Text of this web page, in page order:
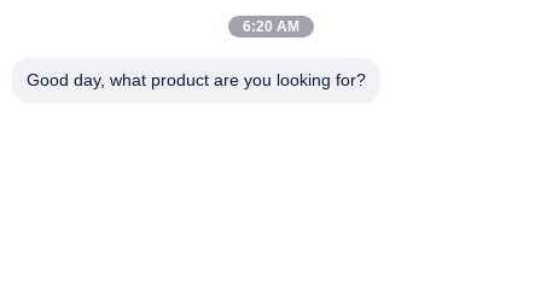
La cerradura electrónica elegante ROHS del envase de
6:20 AM
Good day, what product are you looking for?